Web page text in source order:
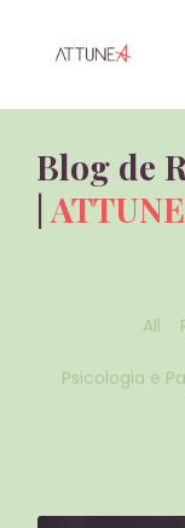
Blog de
|
All
Psicologia e